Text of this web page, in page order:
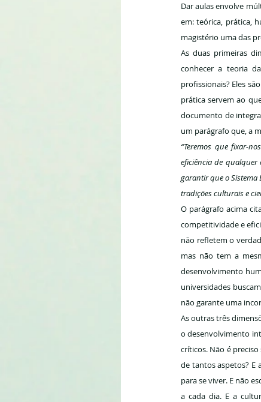
Dar aulas envolve
em: teórica, prática,
magistério uma das
As duas primeiras
conhecer a teoria
profissionais? Eles
prática servem ao
documento de
um parágrafo que, a
“Teremos que fixar-
eficiência de qualquer
garantir que o Sistema
tradições culturais e
O parágrafo acima
competitividade e
não refletem o
mas não tem a
desenvolvimento
universidades
não garante uma
As outras três
o desenvolvimento
críticos. Não é
de tantos aspetos? E
para se viver. E não
a cada dia. E a